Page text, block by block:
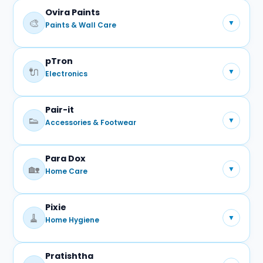
प्रमुख प्रोडक्ट्स:
क्रीम
🎨
Ovira Paints
Paints & Wall Care ▼
प्रमुख प्रोडक्ट्स:
इंटीरियर पेंट
🔌
pTron
Electronics ▼
प्रमुख प्रोडक्ट्स:
मोबाइल एक्सेसरीज़
👟
Pair-it
Accessories & Footwear ▼
प्रमुख प्रोडक्ट्स:
फैशन एवं उपयोगी एक्सेसरीज़
🏡
Para Dox
Home Care ▼
प्रमुख प्रोडक्ट्स:
घरेलू उपयोग के उत्पाद
🧹
Pixie
Home Hygiene ▼
प्रमुख प्रोडक्ट्स:
Pratishtha